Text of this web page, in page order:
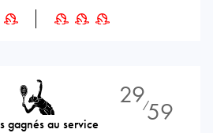
gagnés au service
29⁄59